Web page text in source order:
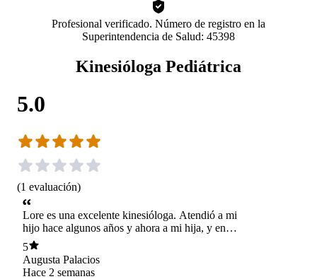
Profesional verificado. Número de registro en la
Superintendencia de Salud: 45398
Kinesióloga Pediátrica
5.0
(1 evaluación)
Lore es una excelente kinesióloga. Atendió a mi
hijo hace algunos años y ahora a mi hija, y en
ambos casos hemos visto muy buenos
resultados. Es muy amorosa, muy paciente y
profesional. La recomiendo 100%!
5
Augusta Palacios
Hace 2 semanas